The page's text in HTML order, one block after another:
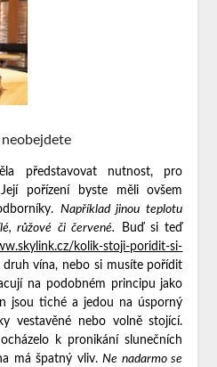
představovat nutnost, pro
pořízení byste měli ovšem
Například jinou teplotu
růžové či červené. Buď si teď
kolik-stoji-poridit-si-
vína, nebo si musíte pořídit
na podobném principu jako
jsou tiché a jedou na úsporný
vestavěné nebo volně stojící.
k pronikání slunečních
má špatný vliv.Ne nadarmo se